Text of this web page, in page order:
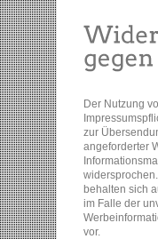
Der Nutzung
zur
angeforderter
behalten sich
im Falle der
vor.